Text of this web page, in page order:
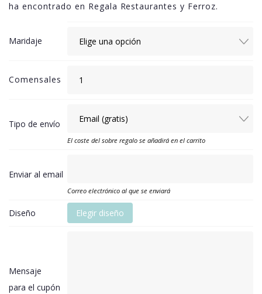
ha encontrado en Regala Restaurantes y Ferroz.
Maridaje
Comensales
Tipo de envío
El coste del sobre regalo se añadirá en el carrito
Enviar al email
Correo electrónico al que se enviará
Diseño Elegir diseño
Mensaje
para el cupón